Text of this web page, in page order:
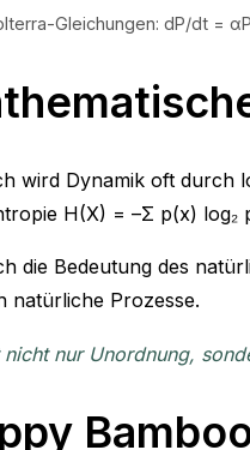
Gleichungen: dP/dt =
wird Dynamik oft durch
H(X) = –Σ p(x) log₂
die Bedeutung des
natürliche Prozesse.
nicht nur Unordnung,